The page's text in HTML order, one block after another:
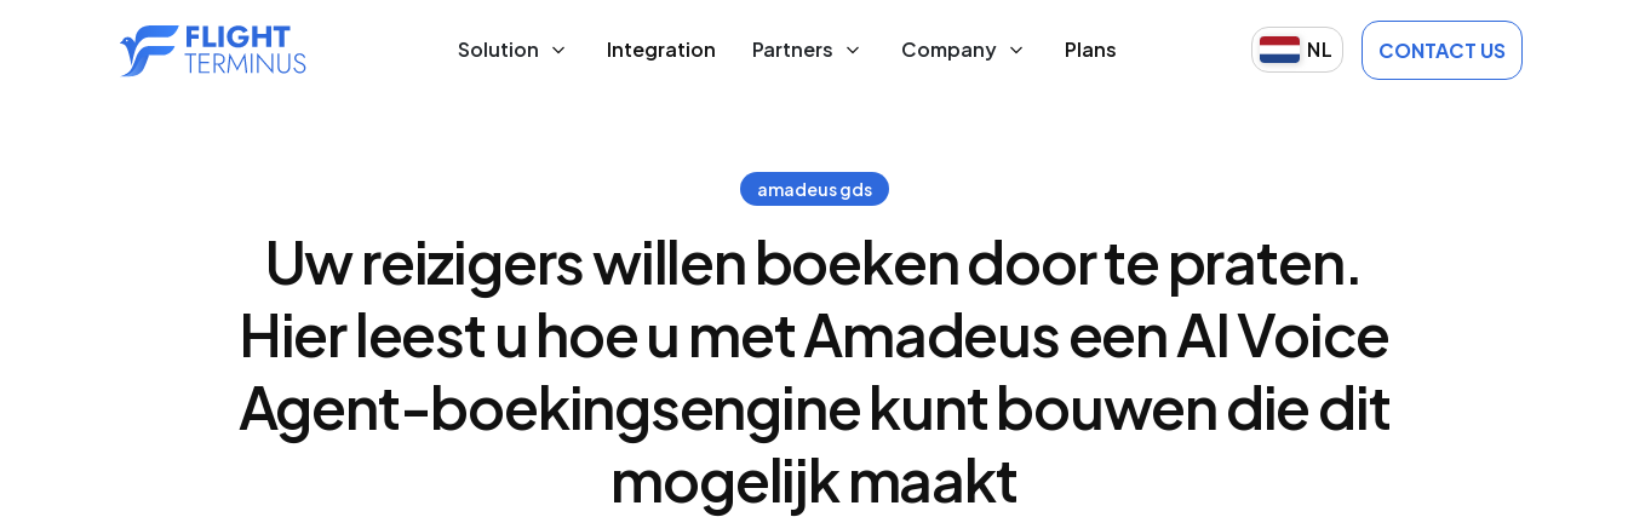
Solution Integration Partners Company Plans NL CONTACT US
amadeus gds
Uw reizigers willen boeken door te praten.
Hier leest u hoe u met Amadeus een AI Voice
Agent-boekingsengine kunt bouwen die dit
mogelijk maakt